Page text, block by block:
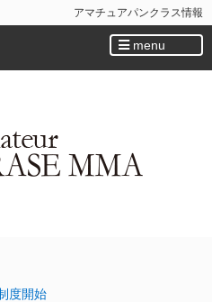
アマチュアパンクラス情報
menu
度開始